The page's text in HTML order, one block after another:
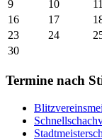
9
10 11
16
17
23
24
30
Termine nach